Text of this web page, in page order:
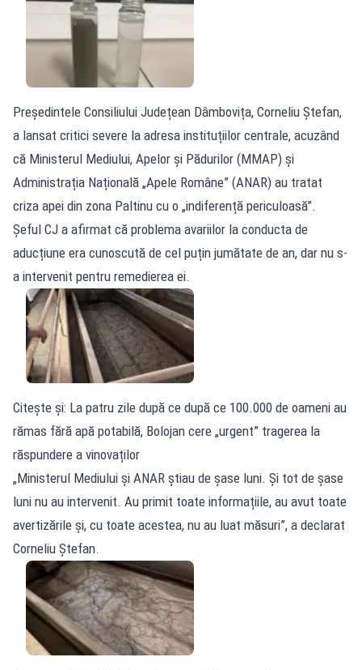
Președintele Consiliului Județean Dâmbovița, Corneliu Ștefan,
a lansat critici severe la adresa instituțiilor centrale, acuzând
că Ministerul Mediului, Apelor și Pădurilor (MMAP) și
Administrația Națională „Apele Române” (ANAR) au tratat
criza apei din zona Paltinu cu o „indiferență periculoasă”.
Șeful CJ a afirmat că problema avariilor la conducta de
aducțiune era cunoscută de cel puțin jumătate de an, dar nu s-
a intervenit pentru remedierea ei.
Citește și: La patru zile după ce după ce 100.000 de oameni au
rămas fără apă potabilă, Bolojan cere „urgent” tragerea la
răspundere a vinovaților
„Ministerul Mediului și ANAR știau de șase luni. Și tot de șase
luni nu au intervenit. Au primit toate informațiile, au avut toate
avertizările și, cu toate acestea, nu au luat măsuri”, a declarat
Corneliu Ștefan.